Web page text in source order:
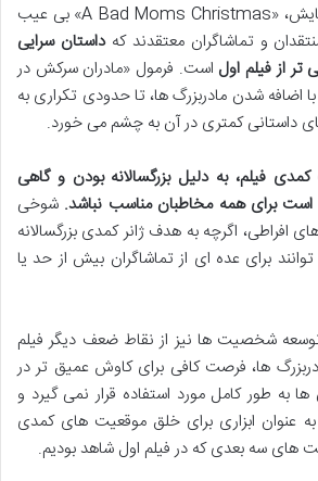
با وجود تمام جذابیت هایش، «A Bad Moms Christmas» بی عیب
و تماشاگران معتقدند کهداستان سرایی
از فیلم اول است. فرمول «مادران سرکش در
اضافه شدن مادربزرگ ها، تا حدودی تکراری به
داستانی کمتری در آن به چشم می خورد.
فیلم، به دلیل بزرگسالانه بودن و گاهی
است برای همه مخاطبان مناسب نباشد. شوخی
اگرچه به هدف ژانر کمدی بزرگسالانه
برای عده ای از تماشاگران بیش از حد یا
شخصیت ها نیز از نقاط ضعف دیگر فیلم
ها، فرصت کافی برای کاوش عمیق تر در
به طور کامل مورد استفاده قرار نمی گیرد و
عنوان ابزاری برای خلق موقعیت های کمدی
سه بعدی که در فیلم اول شاهد بودیم.